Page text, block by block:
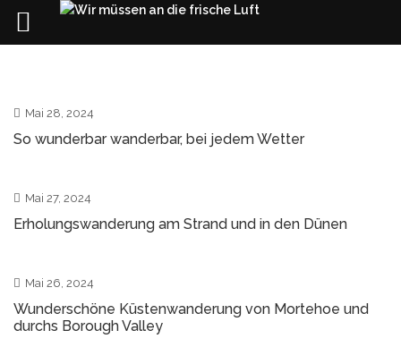
Mai 28, 2024
So wunderbar wanderbar, bei jedem Wetter
Mai 27, 2024
Erholungswanderung am Strand und in den Dünen
Mai 26, 2024
Wunderschöne Küstenwanderung von Mortehoe und
durchs Borough Valley